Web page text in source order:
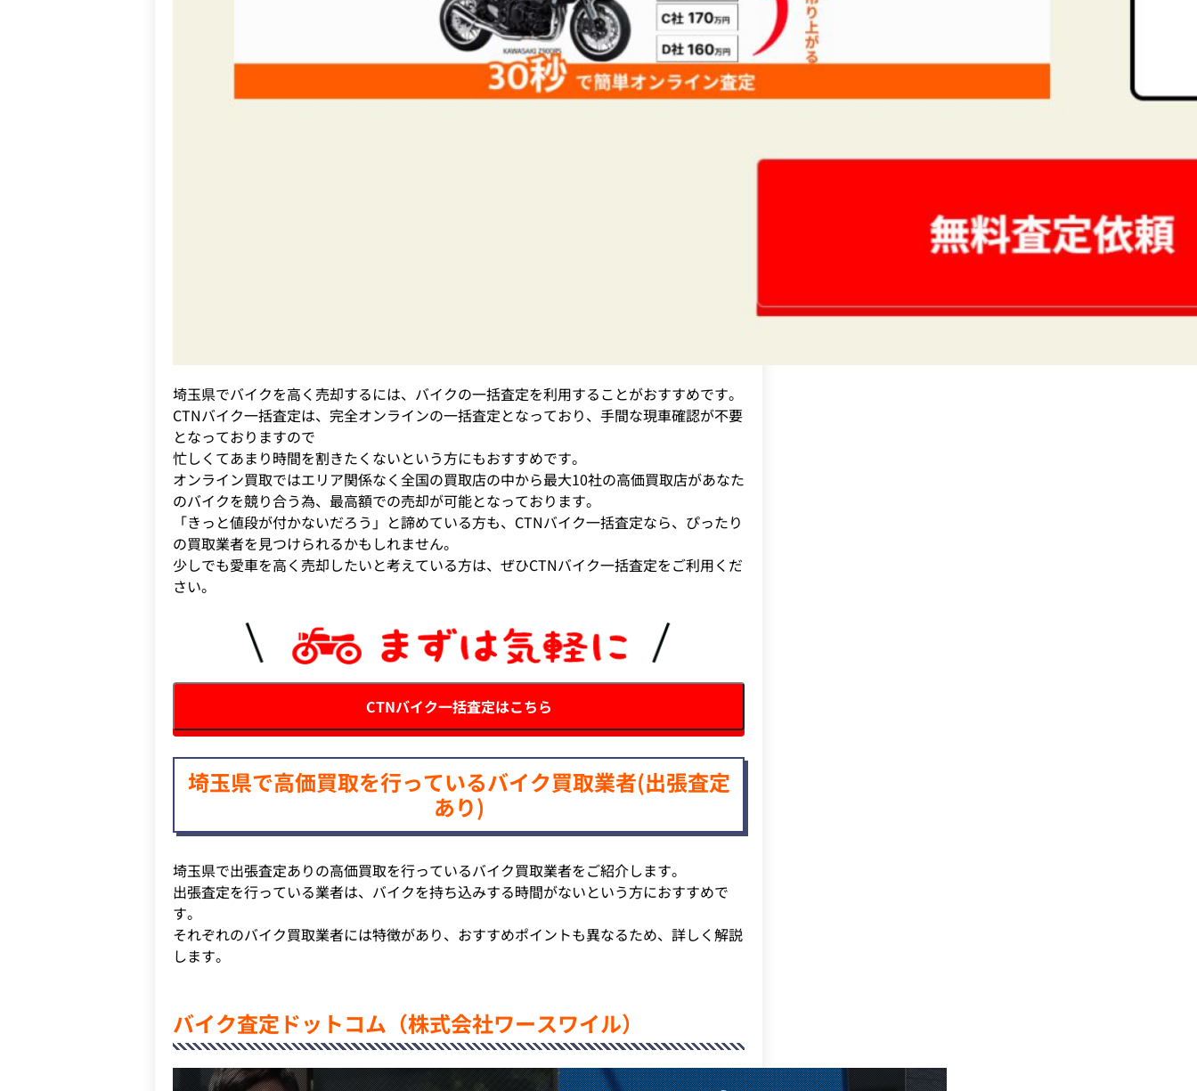
埼玉県でバイクを高く売却するには、バイクの一括査定を利用することがおすすめです。
CTNバイク一括査定は、完全オンラインの一括査定となっており、手間な現車確認が不要
となっておりますので
忙しくてあまり時間を割きたくないという方にもおすすめです。
オンライン買取ではエリア関係なく全国の買取店の中から最大10社の高価買取店があなた
のバイクを競り合う為、最高額での売却が可能となっております。
「きっと値段が付かないだろう」と諦めている方も、CTNバイク一括査定なら、ぴったり
の買取業者を見つけられるかもしれません。
少しでも愛車を高く売却したいと考えている方は、ぜひCTNバイク一括査定をご利用くだ
さい。
CTNバイク一括査定はこちら
埼玉県で高価買取を行っているバイク買取業者(出張査定
あり)
埼玉県で出張査定ありの高価買取を行っているバイク買取業者をご紹介します。
出張査定を行っている業者は、バイクを持ち込みする時間がないという方におすすめで
す。
それぞれのバイク買取業者には特徴があり、おすすめポイントも異なるため、詳しく解説
します。
バイク査定ドットコム（株式会社ワースワイル）